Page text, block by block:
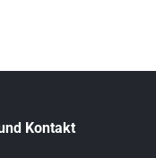
Kontakt